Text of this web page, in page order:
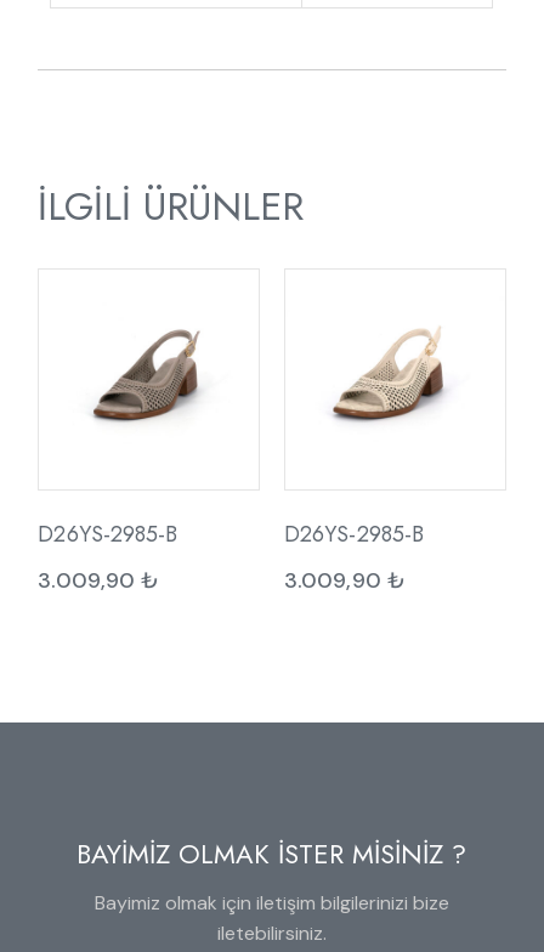
İLGILI ÜRÜNLER
D26YS-2985-B
3.009,90₺
D26YS-2985-B
3.009,90 ₺
BAYİMİZ OLMAK İSTER MİSİNİZ ?
Bayimiz olmak için iletişim bilgilerinizi bize
iletebilirsiniz.